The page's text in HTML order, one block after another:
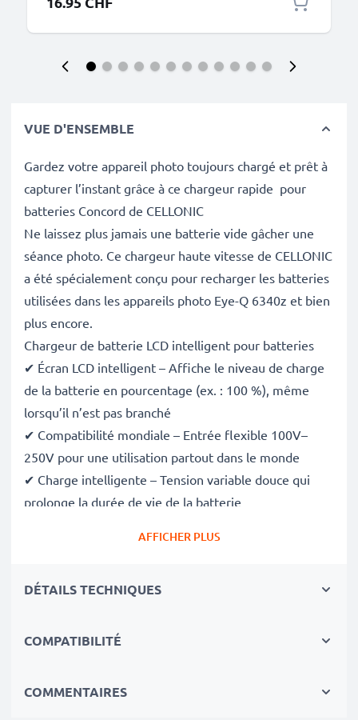
VUE D'ENSEMBLE
Gardez votre appareil photo toujours chargé et prêt à
capturer l’instant grâce à ce chargeur rapide pour
batteries Concord de CELLONIC
Ne laissez plus jamais une batterie vide gâcher une
séance photo. Ce chargeur haute vitesse de CELLONIC
a été spécialement conçu pour recharger les batteries
utilisées dans les appareils photo Eye-Q 6340z et bien
plus encore.
Chargeur de batterie LCD intelligent pour batteries
✔ Écran LCD intelligent – Affiche le niveau de charge
de la batterie en pourcentage (ex. : 100 %), même
lorsqu’il n’est pas branché
✔ Compatibilité mondiale – Entrée flexible 100V–
250V pour une utilisation partout dans le monde
✔ Charge intelligente – Tension variable douce qui
prolonge la durée de vie de la batterie
Compact et prêt pour le voyage
votre sac photo
AFFICHER PLUS
DÉTAILS TECHNIQUES
COMPATIBILITÉ
COMMENTAIRES